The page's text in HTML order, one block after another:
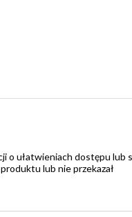
o ułatwieniach dostępu lub
lub nie przekazał